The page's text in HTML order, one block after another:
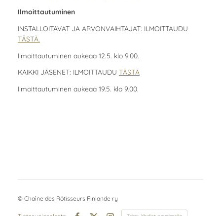
Ilmoittautuminen
INSTALLOITAVAT JA ARVONVAIHTAJAT: ILMOITTAUDU
TÄSTÄ.
Ilmoittautuminen aukeaa 12.5. klo 9.00.
KAIKKI JÄSENET: ILMOITTAUDU TÄSTÄ
Ilmoittautuminen aukeaa 19.5. klo 9.00.
© Chaîne des Rôtisseurs Finlande ry